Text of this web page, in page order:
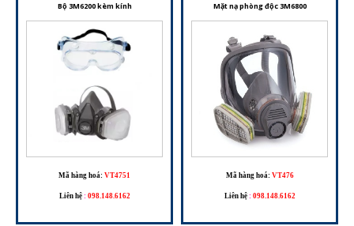
Bộ 3M6200 kèm kính
Mã hàng hoá: VT4751
Liên hệ : 098.148.6162
Mặt nạ phòng độc 3M6800
Mã hàng hoá: VT476
Liên hệ : 098.148.6162